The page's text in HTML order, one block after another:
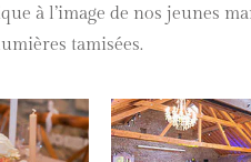
à l’image de nos jeunes
tamisées.